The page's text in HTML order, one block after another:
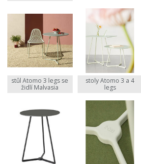
stůl Atomo 3 legs se
židlí Malvasia
stoly Atomo 3 a 4
legs